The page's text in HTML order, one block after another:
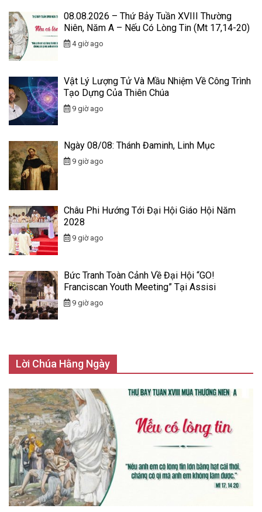
08.08.2026 – Thứ Bảy Tuần XVIII Thường
Niên, Năm A – Nếu Có Lòng Tin (Mt 17,14-20)
4 giờ ago
Vật Lý Lượng Tử Và Mầu Nhiệm Về Công Trình
Tạo Dựng Của Thiên Chúa
9 giờ ago
Ngày 08/08: Thánh Đaminh, Linh Mục
9 giờ ago
Châu Phi Hướng Tới Đại Hội Giáo Hội Năm
2028
9 giờ ago
Bức Tranh Toàn Cảnh Về Đại Hội “GO!
Franciscan Youth Meeting” Tại Assisi
9 giờ ago
Lời Chúa Hằng Ngày